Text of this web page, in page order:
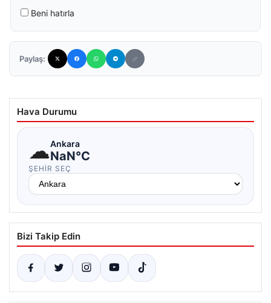
Beni hatırla
Paylaş:
Hava Durumu
☁Ankara
NaN°C
ŞEHIR SEÇ
Bizi Takip Edin